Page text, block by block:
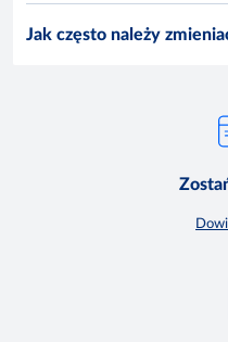
Jak często należy